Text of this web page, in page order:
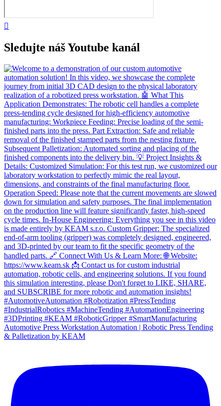
Sledujte náš Youtube kanál
Automotive Press Workstation Automation | Robotic Press Tending
& Palletization by KEAM